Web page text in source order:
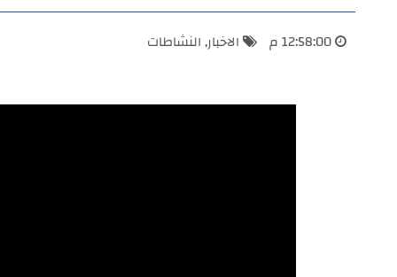
12:58:00 م الاخبار,النشاطات